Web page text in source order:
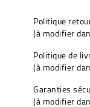
Politique
(à modifier
Politique de
(à modifier
Garanties
(à modifier